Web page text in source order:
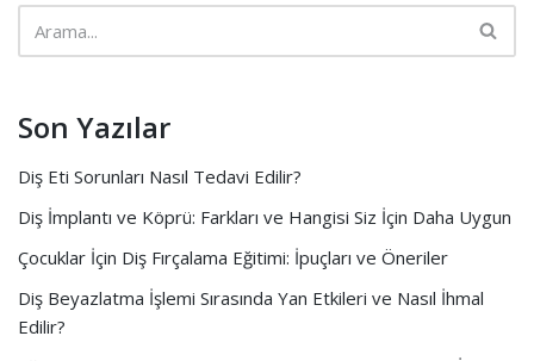
Son Yazılar
Diş Eti Sorunları Nasıl Tedavi Edilir?
Diş İmplantı ve Köprü: Farkları ve Hangisi Siz İçin Daha Uygun
Çocuklar İçin Diş Fırçalama Eğitimi: İpuçları ve Öneriler
Diş Beyazlatma İşlemi Sırasında Yan Etkileri ve Nasıl İhmal
Edilir?